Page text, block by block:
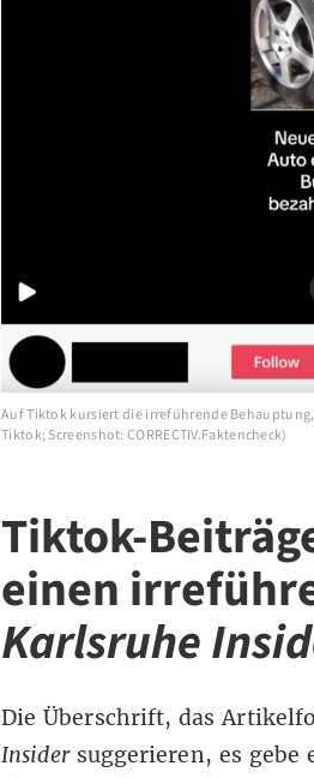
Auf Tiktok kursiert die irreführende
Tiktok; Screenshot: CORRECTIV.Faktencheck)
Tiktok-
einen
Karlsruhe
Die Überschrift, das
Insidersuggerieren, es gebe